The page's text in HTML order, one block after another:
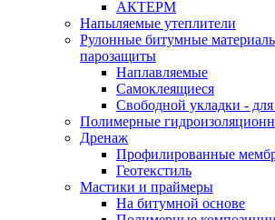
АКТЕРМ
Напыляемые утеплители
Рулонные битумные
парозащиты
Наплавляемые
Самоклеящиеся
Свободной укладки - для
Полимерные
Дренаж
Профилированные
Геотекстиль
Мастики и праймеры
На битумной основе